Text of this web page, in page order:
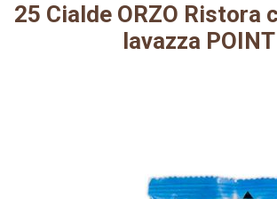
25 Cialde ORZO Ristora
lavazza POINT